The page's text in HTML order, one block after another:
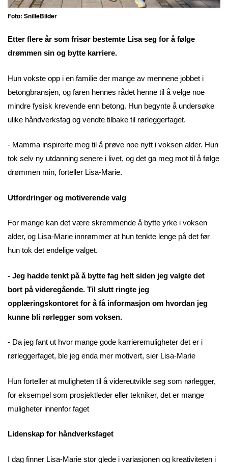
Foto: SnilleBilder
Etter flere år som frisør bestemte Lisa seg for å følge
drømmen sin og bytte karriere.
Hun vokste opp i en familie der mange av mennene jobbet i
betongbransjen, og faren hennes rådet henne til å velge noe
mindre fysisk krevende enn betong. Hun begynte å undersøke
ulike håndverksfag og vendte tilbake til rørleggerfaget.
- Mamma inspirerte meg til å prøve noe nytt i voksen alder. Hun
tok selv ny utdanning senere i livet, og det ga meg mot til å følge
drømmen min, forteller Lisa-Marie.
Utfordringer og motiverende valg
For mange kan det være skremmende å bytte yrke i voksen
alder, og Lisa-Marie innrømmer at hun tenkte lenge på det før
hun tok det endelige valget.
- Jeg hadde tenkt på å bytte fag helt siden jeg valgte det
bort på videregående. Til slutt ringte jeg
opplæringskontoret for å få informasjon om hvordan jeg
kunne bli rørlegger som voksen.
- Da jeg fant ut hvor mange gode karrieremuligheter det er i
rørleggerfaget, ble jeg enda mer motivert, sier Lisa-Marie
Hun forteller at muligheten til å videreutvikle seg som rørlegger,
for eksempel som prosjektleder eller tekniker, det er mange
muligheter innenfor faget
Lidenskap for håndverksfaget
I dag finner Lisa-Marie stor glede i variasjonen og kreativiteten i